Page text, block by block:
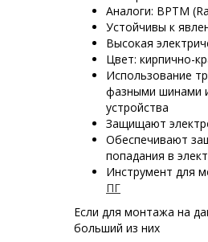
Аналоги: BPTM
Устойчивы к
Высокая
Цвет: кирпично-
Использование
фазными шинами
устройства
Защищают
Обеспечивают
попадания в
Инструмент для
ПГ
Если для монтажа на
больший из них